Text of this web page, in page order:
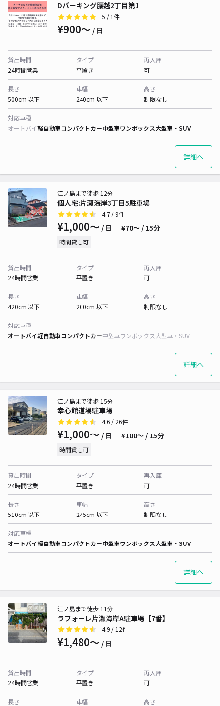
Dパーキング腰越2丁目第1
5 / 1件
¥900〜 / 日
貸出時間
24時間営業
タイプ
平置き
再入庫
可
長さ
500cm 以下
車幅
240cm 以下
高さ
制限なし
対応車種
オートバイ軽自動車コンパクトカー中型車ワンボックス大型車・SUV
詳細へ
個人宅:片瀬海岸3丁目5駐車場
江ノ島まで徒歩 12分
4.7 / 9件
¥1,000〜 / 日 ¥70〜 / 15分
時間貸し可
貸出時間
24時間営業
タイプ
平置き
再入庫
可
長さ
420cm 以下
車幅
200cm 以下
高さ
制限なし
対応車種
オートバイ軽自動車コンパクトカー中型車ワンボックス大型車・SUV
詳細へ
幸心館道場駐車場
江ノ島まで徒歩 15分
4.6 / 26件
¥1,000〜 / 日 ¥100〜 / 15分
時間貸し可
貸出時間
24時間営業
タイプ
平置き
再入庫
可
長さ
510cm 以下
車幅
245cm 以下
高さ
制限なし
対応車種
オートバイ軽自動車コンパクトカー中型車ワンボックス大型車・SUV
詳細へ
ラフォーレ片瀬海岸A駐車場【7番】
江ノ島まで徒歩 11分
4.9 / 12件
¥1,480〜 / 日
貸出時間
24時間営業
タイプ
平置き
再入庫
可
長さ
車幅
高さ